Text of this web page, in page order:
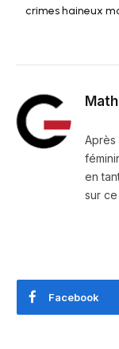
crimes haineux
Après
en
sur
Facebook